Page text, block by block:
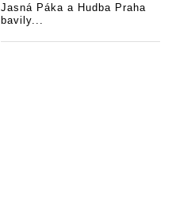
Jasná Páka a Hudba Praha
bavily...